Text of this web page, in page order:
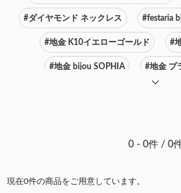
#ダイヤモンド ネックレス #festaria
#地金 K10イエローゴールド #
#地金 bijou SOPHIA #地金 プ
0 - 0件 / 0
現在0件の商品をご用意しています。